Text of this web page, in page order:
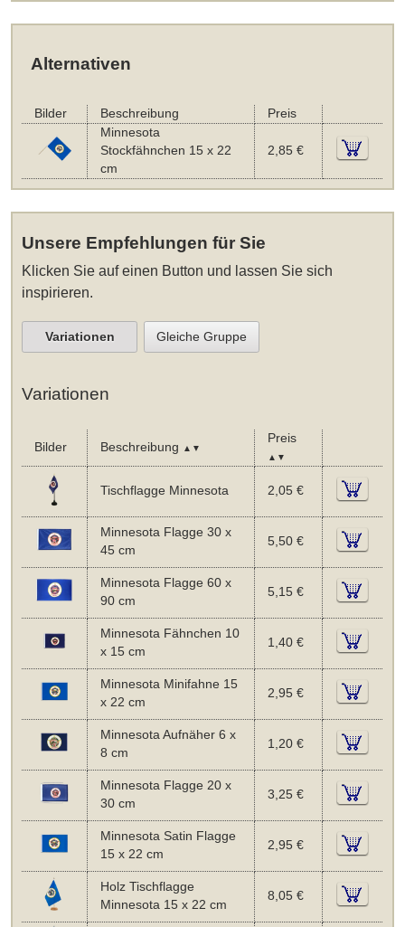
Alternativen
Bilder Beschreibung
Preis
Minnesota
Stockfähnchen 15 x 22
cm
2,85 €
Unsere Empfehlungen für Sie
Klicken Sie auf einen Button und lassen Sie sich
inspirieren.
Variationen Gleiche Gruppe
Variationen
Bilder Beschreibung ▲▼
Preis
▲▼
Tischflagge Minnesota 2,05 €
Minnesota Flagge 30 x
45 cm
5,50 €
Minnesota Flagge 60 x
90 cm
5,15 €
Minnesota Fähnchen 10
x 15 cm
1,40 €
Minnesota Minifahne 15
x 22 cm
2,95 €
Minnesota Aufnäher 6 x
8 cm
1,20 €
Minnesota Flagge 20 x
30 cm
3,25 €
Minnesota Satin Flagge
15 x 22 cm
2,95 €
Holz Tischflagge
Minnesota 15 x 22 cm
8,05 €